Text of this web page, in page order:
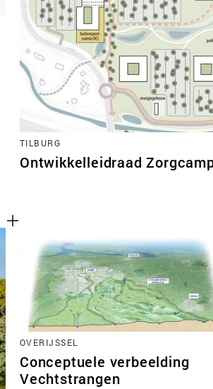
TILBURG
Ontwikkelleidraad
OVERIJSSEL
Conceptuele verbeelding
Vechtstrangen